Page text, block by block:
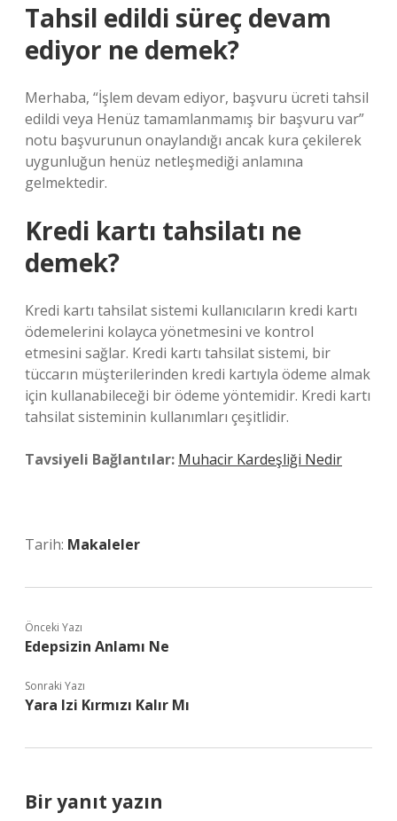
Tahsil edildi süreç devam
ediyor ne demek?
Merhaba, “İşlem devam ediyor, başvuru ücreti tahsil
edildi veya Henüz tamamlanmamış bir başvuru var”
notu başvurunun onaylandığı ancak kura çekilerek
uygunluğun henüz netleşmediği anlamına
gelmektedir.
Kredi kartı tahsilatı ne
demek?
Kredi kartı tahsilat sistemi kullanıcıların kredi kartı
ödemelerini kolayca yönetmesini ve kontrol
etmesini sağlar. Kredi kartı tahsilat sistemi, bir
tüccarın müşterilerinden kredi kartıyla ödeme almak
için kullanabileceği bir ödeme yöntemidir. Kredi kartı
tahsilat sisteminin kullanımları çeşitlidir.
Tavsiyeli Bağlantılar: Muhacir Kardeşliği Nedir
Tarih: Makaleler
Önceki Yazı
Edepsizin Anlamı Ne
Sonraki Yazı
Yara Izi Kırmızı Kalır Mı
Bir yanıt yazın